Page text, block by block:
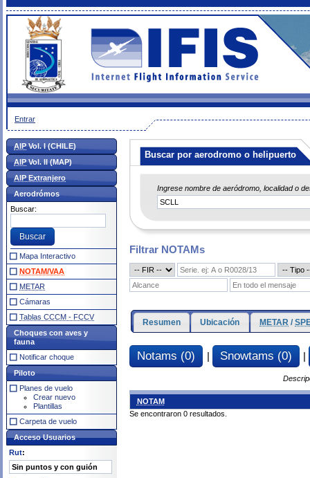
Entrar
Buscar por aerodromo o helipuerto
Ingrese nombre de aeródromo, localidad o
Filtrar NOTAMs
Resumen Ubicación METAR /
Notams (0) | Snowtams (0) |
NOTAM
Se encontraron 0 resultados.
AIPVol. I (CHILE)
AIPVol. II (MAP)
AIP Extranjero
Aerodrómos
Buscar:
Mapa Interactivo
NOTAM/VAA
METAR
Cámaras
Tablas CCCM - FCCV
Choques con aves y
fauna
Notificar choque
Piloto
Planes de vuelo
Crear nuevo
Plantillas
Carpeta de vuelo
Acceso Usuarios
Rut: